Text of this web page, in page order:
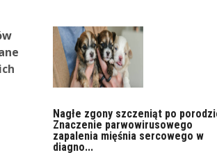
Nagłe zgony szczeniąt po
Znaczenie parwowirusowego
zapalenia mięśnia sercowego w
diagno...